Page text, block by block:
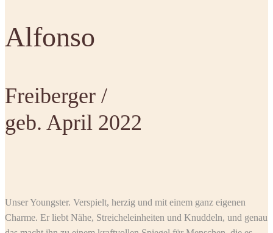
Alfonso
Freiberger /
geb. April 2022
Unser Youngster. Verspielt, herzig und mit einem ganz eigenen
Charme. Er liebt Nähe, Streicheleinheiten und Knuddeln, und genau